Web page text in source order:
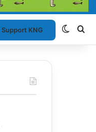
Support KNG